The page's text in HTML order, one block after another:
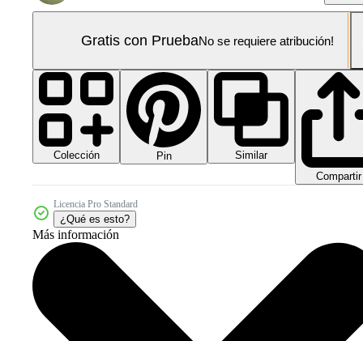
Gratis con PruebaNo se requiere atribución!
Colección Pin
Similar
Compartir
Licencia Pro Standard
¿Qué es esto?
Más información